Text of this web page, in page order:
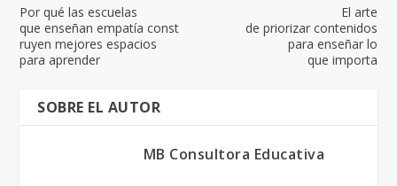
Por qué las escuelas
que enseñan empatía const
ruyen mejores espacios
para aprender
El arte
de priorizar contenidos
para enseñar lo
que importa
SOBRE EL AUTOR
MB Consultora Educativa